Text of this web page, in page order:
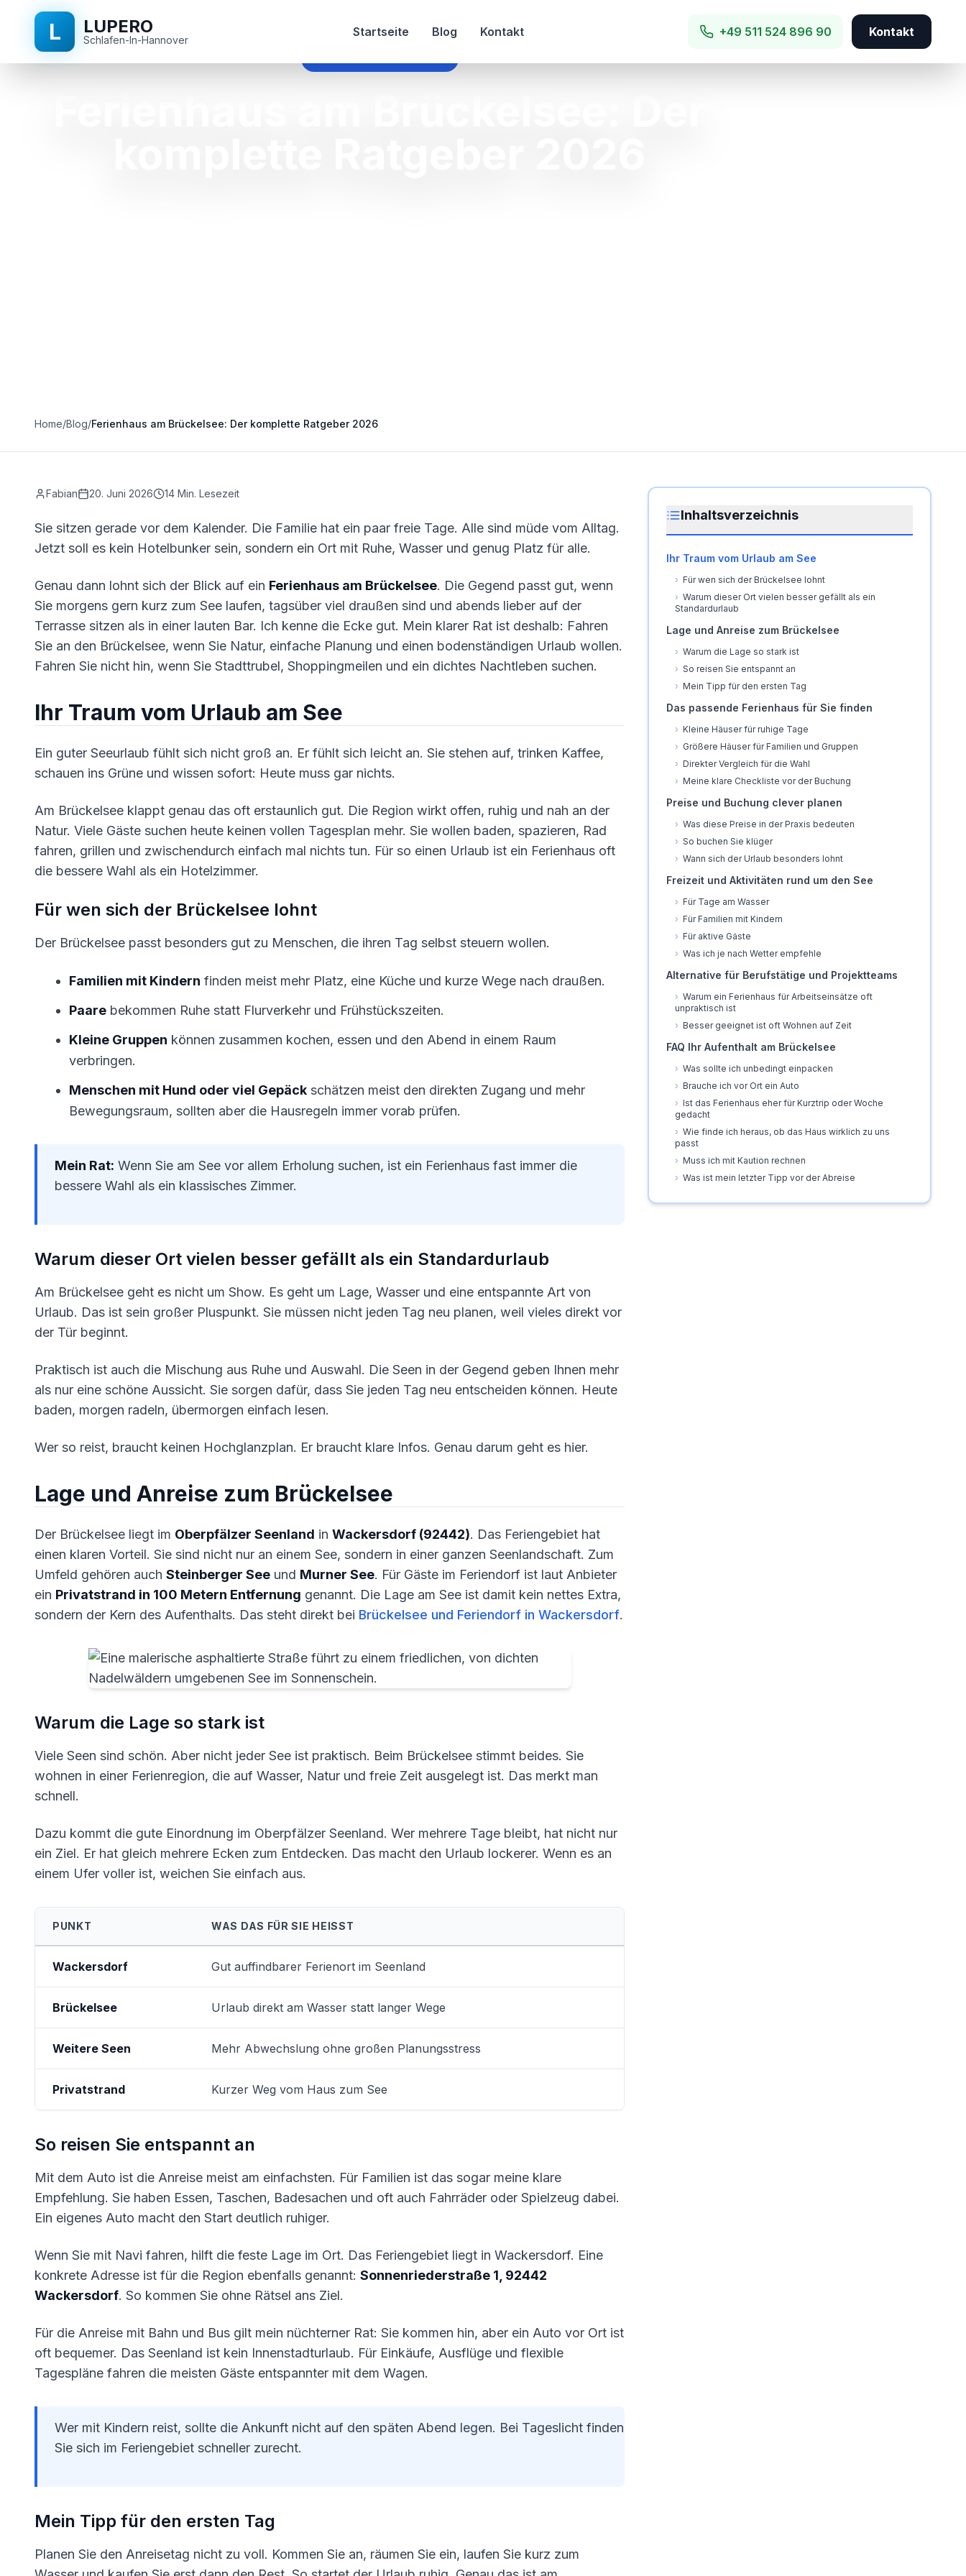
L LUPERO
Schlafen-In-Hannover
Startseite Blog Kontakt +49 511 524 896 90 Kontakt
Home/Blog/Ferienhaus am Brückelsee: Der komplette Ratgeber 2026
Fabian 20. Juni 2026 14 Min. Lesezeit
Sie sitzen gerade vor dem Kalender. Die Familie hat ein paar freie Tage. Alle sind müde vom Alltag.
Jetzt soll es kein Hotelbunker sein, sondern ein Ort mit Ruhe, Wasser und genug Platz für alle.
Genau dann lohnt sich der Blick auf ein Ferienhaus am Brückelsee. Die Gegend passt gut, wenn
Sie morgens gern kurz zum See laufen, tagsüber viel draußen sind und abends lieber auf der
Terrasse sitzen als in einer lauten Bar. Ich kenne die Ecke gut. Mein klarer Rat ist deshalb: Fahren
Sie an den Brückelsee, wenn Sie Natur, einfache Planung und einen bodenständigen Urlaub wollen.
Fahren Sie nicht hin, wenn Sie Stadttrubel, Shoppingmeilen und ein dichtes Nachtleben suchen.
Ihr Traum vom Urlaub am See
Ein guter Seeurlaub fühlt sich nicht groß an. Er fühlt sich leicht an. Sie stehen auf, trinken Kaffee,
schauen ins Grüne und wissen sofort: Heute muss gar nichts.
Am Brückelsee klappt genau das oft erstaunlich gut. Die Region wirkt offen, ruhig und nah an der
Natur. Viele Gäste suchen heute keinen vollen Tagesplan mehr. Sie wollen baden, spazieren, Rad
fahren, grillen und zwischendurch einfach mal nichts tun. Für so einen Urlaub ist ein Ferienhaus oft
die bessere Wahl als ein Hotelzimmer.
Für wen sich der Brückelsee lohnt
Der Brückelsee passt besonders gut zu Menschen, die ihren Tag selbst steuern wollen.
Familien mit Kindern finden meist mehr Platz, eine Küche und kurze Wege nach draußen.
Paare bekommen Ruhe statt Flurverkehr und Frühstückszeiten.
Kleine Gruppen können zusammen kochen, essen und den Abend in einem Raum
verbringen.
Menschen mit Hund oder viel Gepäck schätzen meist den direkten Zugang und mehr
Bewegungsraum, sollten aber die Hausregeln immer vorab prüfen.
Mein Rat: Wenn Sie am See vor allem Erholung suchen, ist ein Ferienhaus fast immer die
bessere Wahl als ein klassisches Zimmer.
Warum dieser Ort vielen besser gefällt als ein Standardurlaub
Am Brückelsee geht es nicht um Show. Es geht um Lage, Wasser und eine entspannte Art von
Urlaub. Das ist sein großer Pluspunkt. Sie müssen nicht jeden Tag neu planen, weil vieles direkt vor
der Tür beginnt.
Praktisch ist auch die Mischung aus Ruhe und Auswahl. Die Seen in der Gegend geben Ihnen mehr
als nur eine schöne Aussicht. Sie sorgen dafür, dass Sie jeden Tag neu entscheiden können. Heute
baden, morgen radeln, übermorgen einfach lesen.
Wer so reist, braucht keinen Hochglanzplan. Er braucht klare Infos. Genau darum geht es hier.
Lage und Anreise zum Brückelsee
Der Brückelsee liegt im Oberpfälzer Seenland in Wackersdorf (92442). Das Feriengebiet hat
einen klaren Vorteil. Sie sind nicht nur an einem See, sondern in einer ganzen Seenlandschaft. Zum
Umfeld gehören auch Steinberger See und Murner See. Für Gäste im Feriendorf ist laut Anbieter
ein Privatstrand in 100 Metern Entfernung genannt. Die Lage am See ist damit kein nettes Extra,
sondern der Kern des Aufenthalts. Das steht direkt bei Brückelsee und Feriendorf in Wackersdorf.
Warum die Lage so stark ist
Viele Seen sind schön. Aber nicht jeder See ist praktisch. Beim Brückelsee stimmt beides. Sie
wohnen in einer Ferienregion, die auf Wasser, Natur und freie Zeit ausgelegt ist. Das merkt man
schnell.
Dazu kommt die gute Einordnung im Oberpfälzer Seenland. Wer mehrere Tage bleibt, hat nicht nur
ein Ziel. Er hat gleich mehrere Ecken zum Entdecken. Das macht den Urlaub lockerer. Wenn es an
einem Ufer voller ist, weichen Sie einfach aus.
PUNKT WAS DAS FÜR SIE HEISST
Wackersdorf Gut auffindbarer Ferienort im Seenland
Brückelsee Urlaub direkt am Wasser statt langer Wege
Weitere Seen Mehr Abwechslung ohne großen Planungsstress
Privatstrand Kurzer Weg vom Haus zum See
So reisen Sie entspannt an
Mit dem Auto ist die Anreise meist am einfachsten. Für Familien ist das sogar meine klare
Empfehlung. Sie haben Essen, Taschen, Badesachen und oft auch Fahrräder oder Spielzeug dabei.
Ein eigenes Auto macht den Start deutlich ruhiger.
Wenn Sie mit Navi fahren, hilft die feste Lage im Ort. Das Feriengebiet liegt in Wackersdorf. Eine
konkrete Adresse ist für die Region ebenfalls genannt: Sonnenriederstraße 1, 92442
Wackersdorf. So kommen Sie ohne Rätsel ans Ziel.
Für die Anreise mit Bahn und Bus gilt mein nüchterner Rat: Sie kommen hin, aber ein Auto vor Ort ist
oft bequemer. Das Seenland ist kein Innenstadturlaub. Für Einkäufe, Ausflüge und flexible
Tagespläne fahren die meisten Gäste entspannter mit dem Wagen.
Wer mit Kindern reist, sollte die Ankunft nicht auf den späten Abend legen. Bei Tageslicht finden
Sie sich im Feriengebiet schneller zurecht.
Mein Tipp für den ersten Tag
Planen Sie den Anreisetag nicht zu voll. Kommen Sie an, räumen Sie ein, laufen Sie kurz zum
Inhaltsverzeichnis
Ihr Traum vom Urlaub am See
› Für wen sich der Brückelsee lohnt
› Warum dieser Ort vielen besser gefällt als ein
Standardurlaub
Lage und Anreise zum Brückelsee
› Warum die Lage so stark ist
› So reisen Sie entspannt an
› Mein Tipp für den ersten Tag
Das passende Ferienhaus für Sie finden
› Kleine Häuser für ruhige Tage
› Größere Häuser für Familien und Gruppen
› Direkter Vergleich für die Wahl
› Meine klare Checkliste vor der Buchung
Preise und Buchung clever planen
› Was diese Preise in der Praxis bedeuten
› So buchen Sie klüger
› Wann sich der Urlaub besonders lohnt
Freizeit und Aktivitäten rund um den See
› Für Tage am Wasser
› Für Familien mit Kindern
› Für aktive Gäste
› Was ich je nach Wetter empfehle
Alternative für Berufstätige und Projektteams
› Warum ein Ferienhaus für Arbeitseinsätze oft
unpraktisch ist
› Besser geeignet ist oft Wohnen auf Zeit
FAQ Ihr Aufenthalt am Brückelsee
› Was sollte ich unbedingt einpacken
› Brauche ich vor Ort ein Auto
› Ist das Ferienhaus eher für Kurztrip oder Woche
gedacht
› Wie finde ich heraus, ob das Haus wirklich zu uns
passt
› Muss ich mit Kaution rechnen
› Was ist mein letzter Tipp vor der Abreise